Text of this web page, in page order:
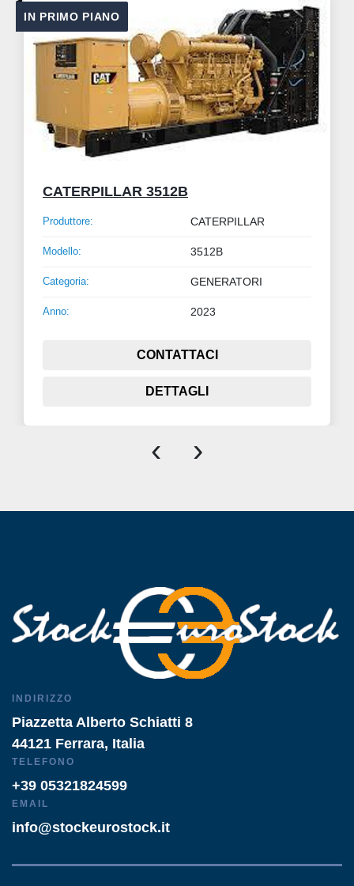
IN PRIMO PIANO
CATERPILLAR 3512B
Produttore: CATERPILLAR
Modello: 3512B
Categoria: GENERATORI
Anno: 2023
CONTATTACI
DETTAGLI
‹ ›
INDIRIZZO
Piazzetta Alberto Schiatti 8
44121 Ferrara, Italia
TELEFONO
+39 05321824599
EMAIL
info@stockeurostock.it